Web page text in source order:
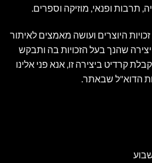
תרבות ופנאי, מוזיקה וספרים.
היוצרים ועושה מאמצים לאיתור
יצירה שהנך בעל הזכויות בה ותבקש
קרדיט ביצירה זו, אנא פני אלינו
הדוא"ל שבאתר.